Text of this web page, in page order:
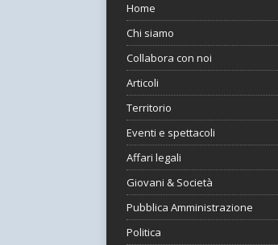
Home
Chi siamo
Collabora con noi
Articoli
Territorio
Eventi e spettacoli
Affari legali
Giovani & Società
Pubblica Amministrazione
Politica